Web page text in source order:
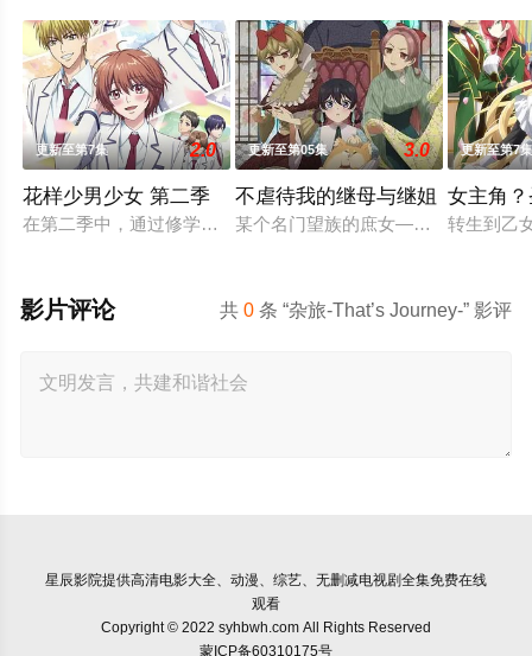
更新至第7集 2.0
花样少男少女 第二季
在第二季中，通过修学旅行和舞会等在原作中广受欢迎的篇章
更新至第05集 3.0
不虐待我的继母与继姐
某个名门望族的庶女——中村美冶，
更新至第7
女主角
转生到乙
共0 条 “杂旅-That’s Journey-” 影评
影片评论
星辰影院提供高清电影大全、动漫、综艺、无删减电视剧全集免费在线
观看
Copyright © 2022 syhbwh.com All Rights Reserved
蒙ICP备60310175号